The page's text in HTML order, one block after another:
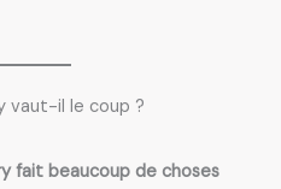
vaut-il le coup ?
fait beaucoup de choses